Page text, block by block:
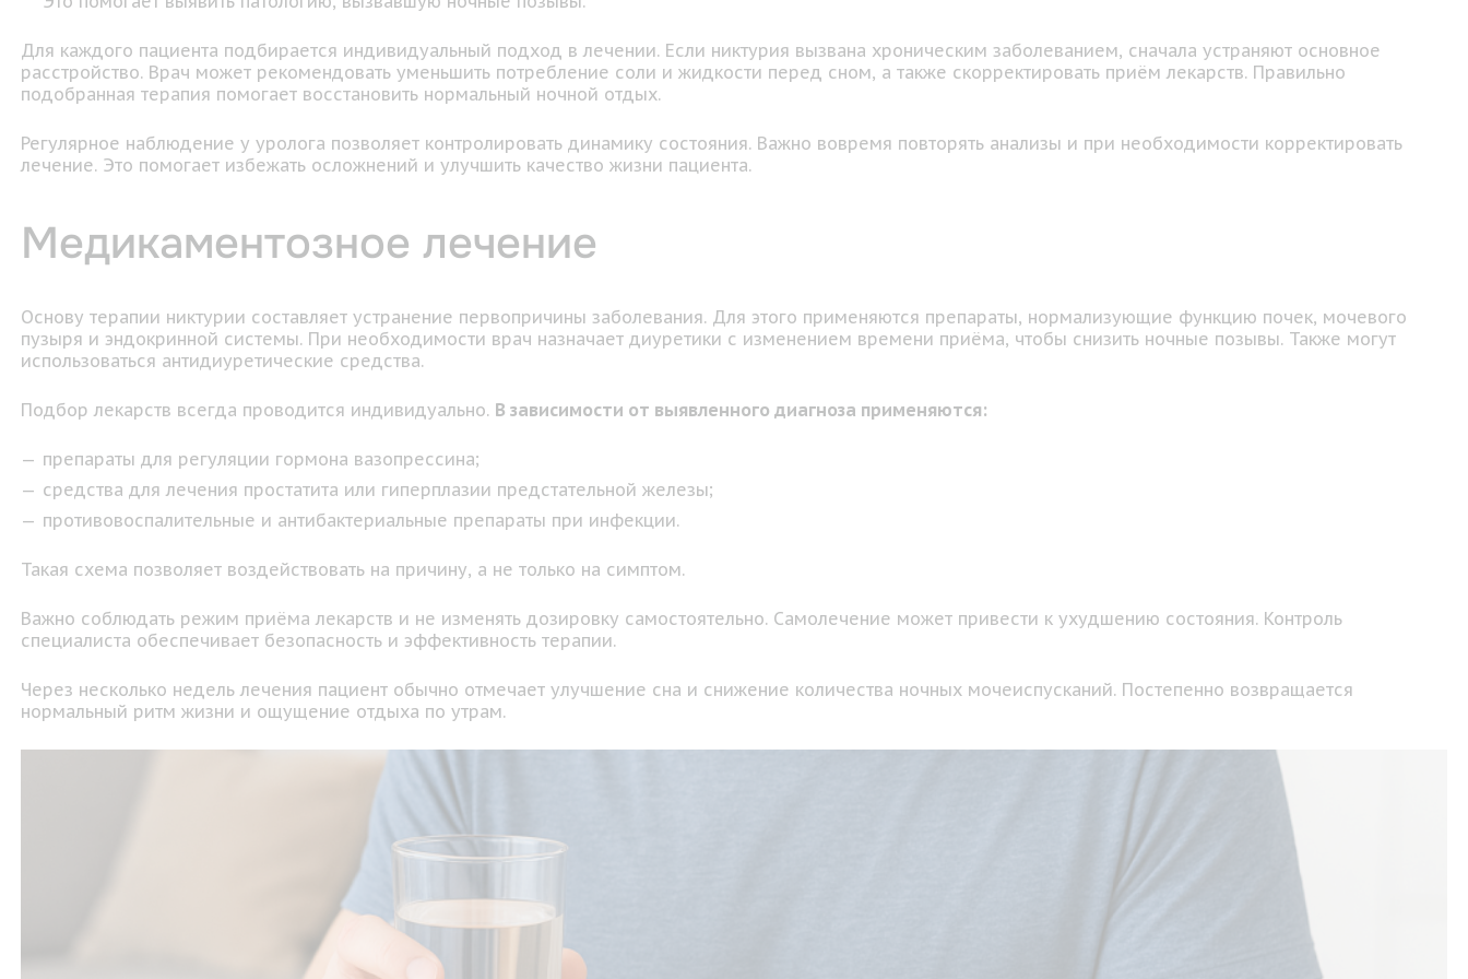
Для каждого пациента подбирается индивидуальный подход в лечении. Если никтурия вызвана хроническим заболеванием, сначала устраняют основное
расстройство. Врач может рекомендовать уменьшить потребление соли и жидкости перед сном, а также скорректировать приём лекарств. Правильно
подобранная терапия помогает восстановить нормальный ночной отдых.
Регулярное наблюдение у уролога позволяет контролировать динамику состояния. Важно вовремя повторять анализы и при необходимости корректировать
лечение. Это помогает избежать осложнений и улучшить качество жизни пациента.
Медикаментозное лечение
Основу терапии никтурии составляет устранение первопричины заболевания. Для этого применяются препараты, нормализующие функцию почек, мочевого
пузыря и эндокринной системы. При необходимости врач назначает диуретики с изменением времени приёма, чтобы снизить ночные позывы. Также могут
использоваться антидиуретические средства.
Подбор лекарств всегда проводится индивидуально. В зависимости от выявленного диагноза применяются:
препараты для регуляции гормона вазопрессина;
средства для лечения простатита или гиперплазии предстательной железы;
противовоспалительные и антибактериальные препараты при инфекции.
Такая схема позволяет воздействовать на причину, а не только на симптом.
Важно соблюдать режим приёма лекарств и не изменять дозировку самостоятельно. Самолечение может привести к ухудшению состояния. Контроль
специалиста обеспечивает безопасность и эффективность терапии.
Через несколько недель лечения пациент обычно отмечает улучшение сна и снижение количества ночных мочеиспусканий. Постепенно возвращается
нормальный ритм жизни и ощущение отдыха по утрам.